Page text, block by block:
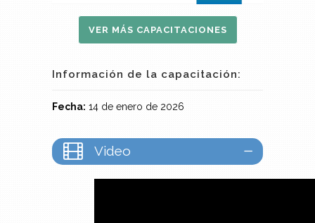
VER MÁS CAPACITACIONES
Información de la capacitación:
Fecha: 14 de enero de 2026
Video